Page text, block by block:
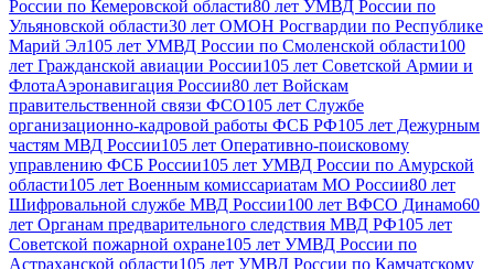
России по Кемеровской области80 лет УМВД России по
Ульяновской области30 лет ОМОН Росгвардии по Республике
Марий Эл105 лет УМВД России по Смоленской области100
лет Гражданской авиации России105 лет Советской Армии и
ФлотаАэронавигация России80 лет Войскам
правительственной связи ФСО105 лет Службе
организационно-кадровой работы ФСБ РФ105 лет Дежурным
частям МВД России105 лет Оперативно-поисковому
управлению ФСБ России105 лет УМВД России по Амурской
области105 лет Военным комиссариатам МО России80 лет
Шифровальной службе МВД России100 лет ВФСО Динамо60
лет Органам предварительного следствия МВД РФ105 лет
Советской пожарной охране105 лет УМВД России по
Астраханской области105 лет УМВД России по Камчатскому